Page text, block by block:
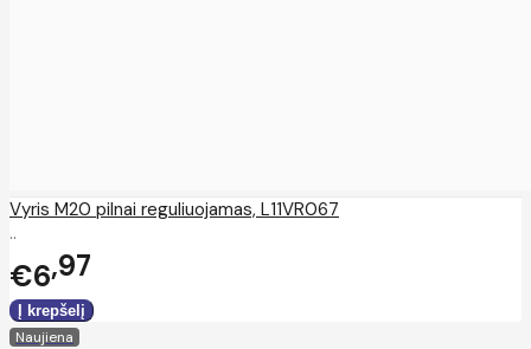
Vyris M20 pilnai reguliuojamas, L11VR067
..
€6 97
Naujiena